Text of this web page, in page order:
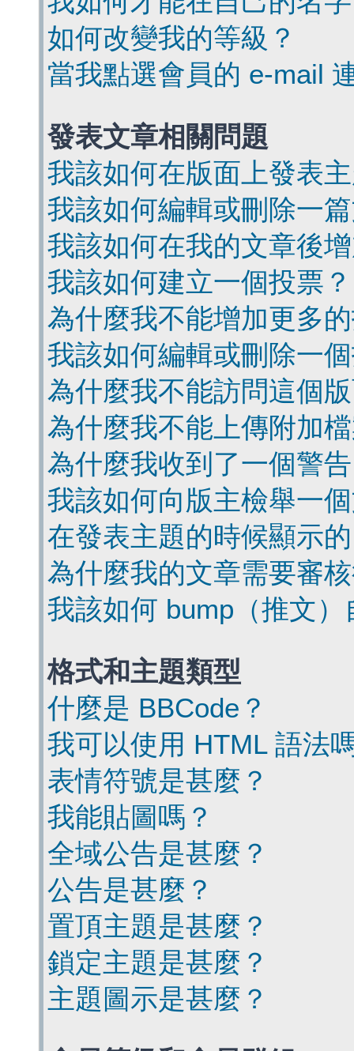
如何改變我的等級？
當我點選會員的 e-mail
發表文章相關問題
我該如何在版面上發表
我該如何編輯或刪除一
我該如何在我的文章後
我該如何建立一個投票？
為什麼我不能增加更多
我該如何編輯或刪除一
為什麼我不能訪問這個
為什麼我不能上傳附加
為什麼我收到了一個警
我該如何向版主檢舉一
在發表主題的時候顯示
為什麼我的文章需要審
我該如何 bump（推文
格式和主題類型
什麼是 BBCode？
我可以使用 HTML 語法
表情符號是甚麼？
我能貼圖嗎？
全域公告是甚麼？
公告是甚麼？
置頂主題是甚麼？
鎖定主題是甚麼？
主題圖示是甚麼？